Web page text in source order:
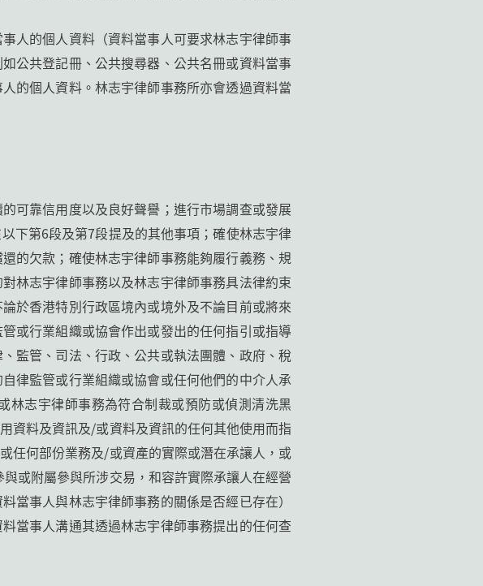
人的個人資料（資料當事人可要求林志宇律師事
公共登記冊、公共搜尋器、公共名冊或資料當事
的個人資料。林志宇律師事務所亦會透過資料當
可靠信用度以及良好聲譽；進行市場調查或發展
下第6段及第7段提及的其他事項；確使林志宇律
的欠款；確使林志宇律師事務能夠履行義務、規
林志宇律師事務以及林志宇律師事務具法律約束
於香港特別行政區境內或境外及不論目前或將來
或行業組織或協會作出或發出的任何指引或指導
監管、司法、行政、公共或執法團體、政府、稅
律監管或行業組織或協會或任何他們的中介人承
林志宇律師事務為符合制裁或預防或偵測清洗黑
資料及資訊及/或資料及資訊的任何其他使用而指
任何部份業務及/或資產的實際或潛在承讓人，或
或附屬參與所涉交易，和容許實際承讓人在經營
當事人與林志宇律師事務的關係是否經已存在）
當事人溝通其透過林志宇律師事務提出的任何查